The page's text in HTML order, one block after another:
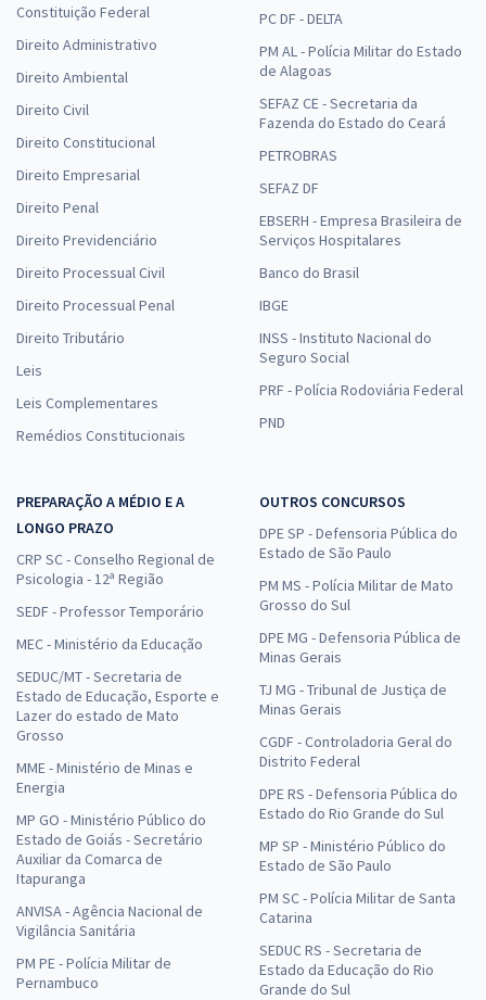
Constituição Federal
Direito Administrativo
Direito Ambiental
Direito Civil
Direito Constitucional
Direito Empresarial
Direito Penal
Direito Previdenciário
Direito Processual Civil
Direito Processual Penal
Direito Tributário
Leis
Leis Complementares
Remédios Constitucionais
PC DF - DELTA
PM AL - Polícia Militar do Estado
de Alagoas
SEFAZ CE - Secretaria da
Fazenda do Estado do Ceará
PETROBRAS
SEFAZ DF
EBSERH - Empresa Brasileira de
Serviços Hospitalares
Banco do Brasil
IBGE
INSS - Instituto Nacional do
Seguro Social
PRF - Polícia Rodoviária Federal
PND
PREPARAÇÃO A MÉDIO E A
LONGO PRAZO
CRP SC - Conselho Regional de
Psicologia - 12ª Região
SEDF - Professor Temporário
MEC - Ministério da Educação
SEDUC/MT - Secretaria de
Estado de Educação, Esporte e
Lazer do estado de Mato
Grosso
MME - Ministério de Minas e
Energia
MP GO - Ministério Público do
Estado de Goiás - Secretário
Auxiliar da Comarca de
Itapuranga
ANVISA - Agência Nacional de
Vigilância Sanitária
PM PE - Polícia Militar de
Pernambuco
OUTROS CONCURSOS
DPE SP - Defensoria Pública do
Estado de São Paulo
PM MS - Polícia Militar de Mato
Grosso do Sul
DPE MG - Defensoria Pública de
Minas Gerais
TJ MG - Tribunal de Justiça de
Minas Gerais
CGDF - Controladoria Geral do
Distrito Federal
DPE RS - Defensoria Pública do
Estado do Rio Grande do Sul
MP SP - Ministério Público do
Estado de São Paulo
PM SC - Polícia Militar de Santa
Catarina
SEDUC RS - Secretaria de
Estado da Educação do Rio
Grande do Sul